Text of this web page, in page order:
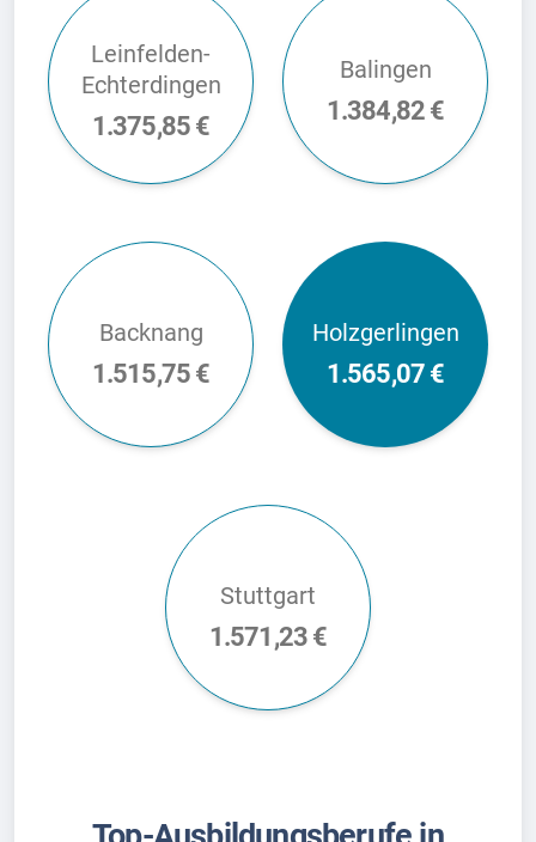
Leinfelden-
Echterdingen
1.375,85 €
Balingen
1.384,82 €
Backnang
1.515,75 €
Holzgerlingen
1.565,07 €
Stuttgart
1.571,23 €